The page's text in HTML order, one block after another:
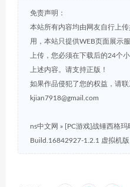
免责声明：
本站所有内容均由网友自行上
用，本站只提供WEB页面展示
上传，您必须在下载后的24个
上述内容。请支持正版！
如果作品侵犯了您的权益，请
kjian7918@gmail.com
ns中文网 » [PC游戏]战锤西格
Build.16842927-1.2.1 虚拟机版